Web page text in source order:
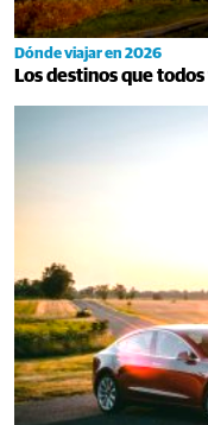
Dónde viajar en 2026
Los destinos que